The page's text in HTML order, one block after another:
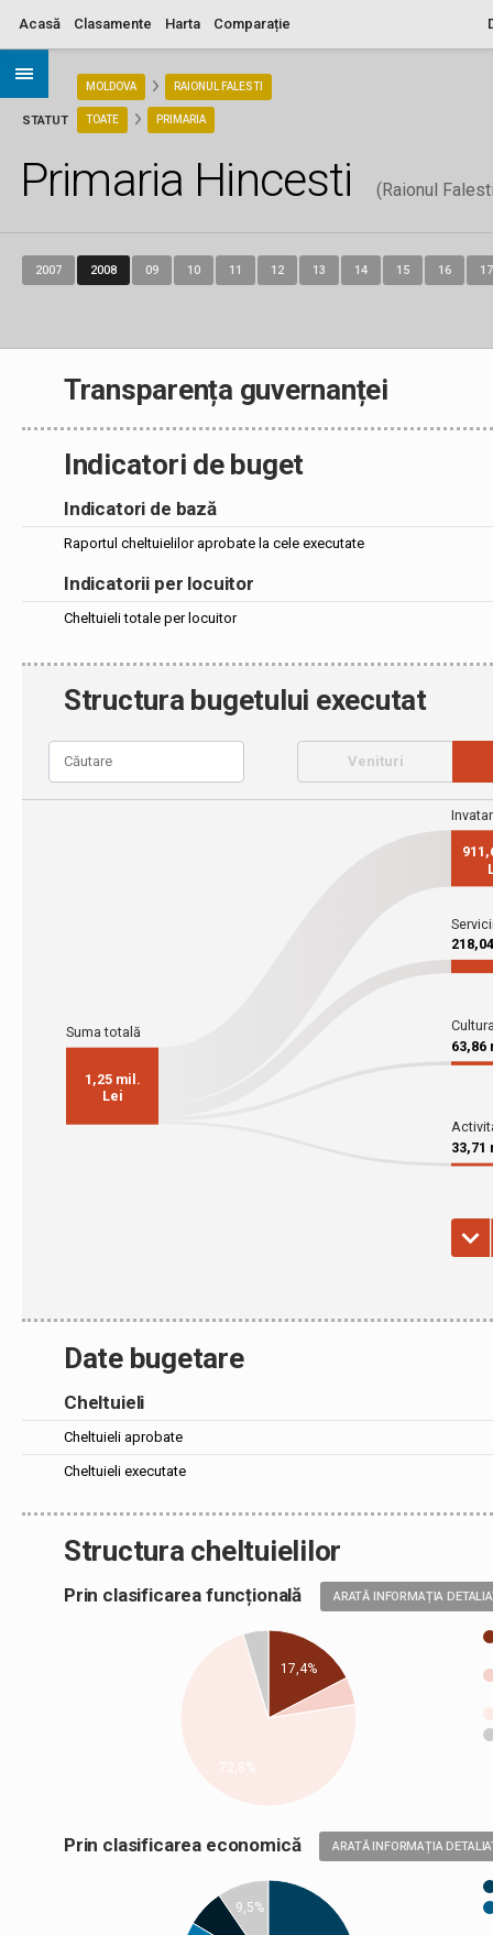
Acasă Clasamente Harta Comparație
STATUT
MOLDOVA RAIONUL FALESTI
TOATE PRIMARIA
Primaria Hincesti (Raionul
2007 2008 09 10 11 12 13 14 15 16 17
Transparența guvernanței
Indicatori de buget
Indicatori de bază
Raportul cheltuielilor aprobate la cele executate
Indicatorii per locuitor
Cheltuieli totale per locuitor
Structura bugetului executat
Date bugetare
Cheltuieli
Cheltuieli aprobate
Cheltuieli executate
Structura cheltuielilor
Prin clasificarea funcțională ARATĂ INFORMAȚIA
17,4%
Prin clasificarea economică ARATĂ INFORMAȚIA
9,5%